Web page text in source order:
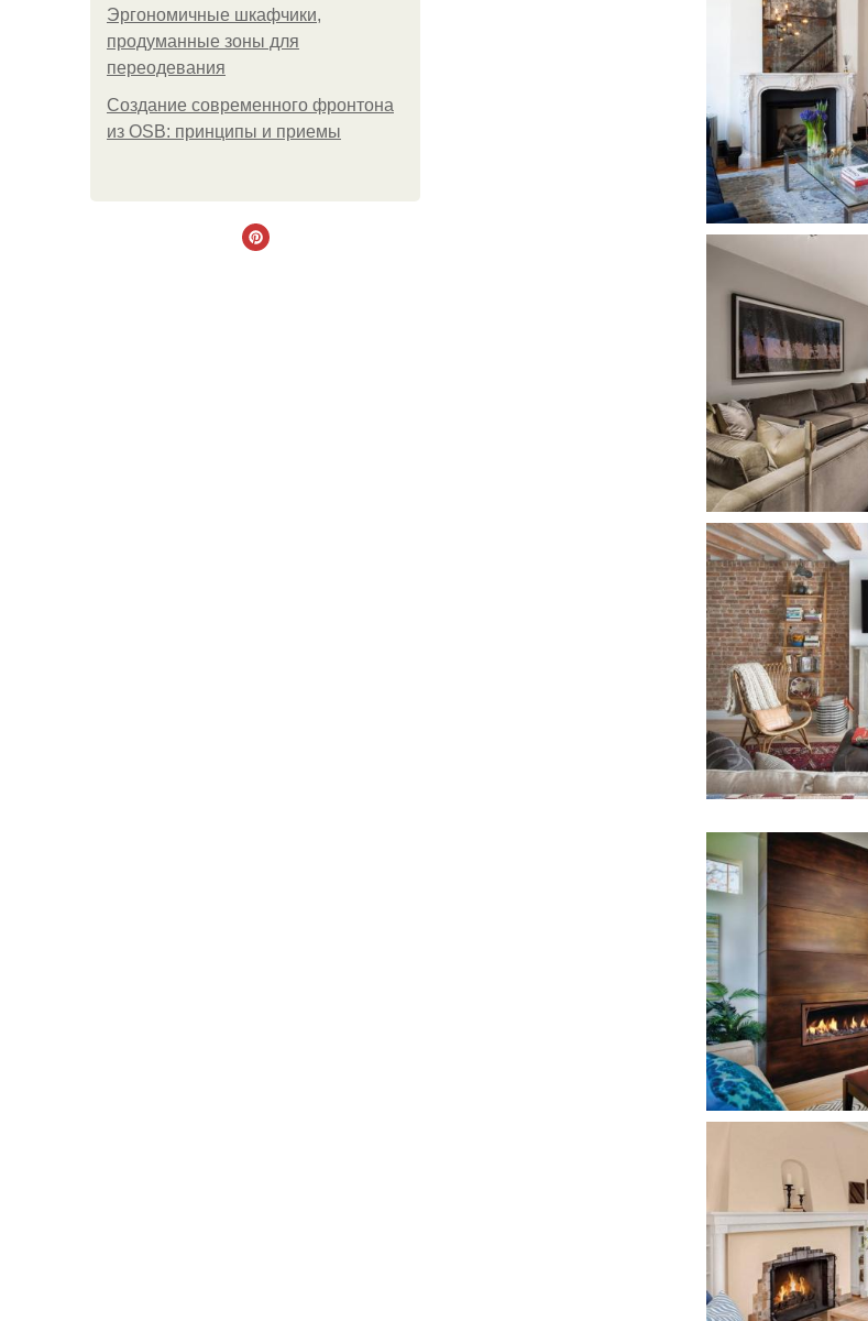
Эргономичные шкафчики,
продуманные зоны для
переодевания
Создание современного фронтона
из OSB: принципы и приемы